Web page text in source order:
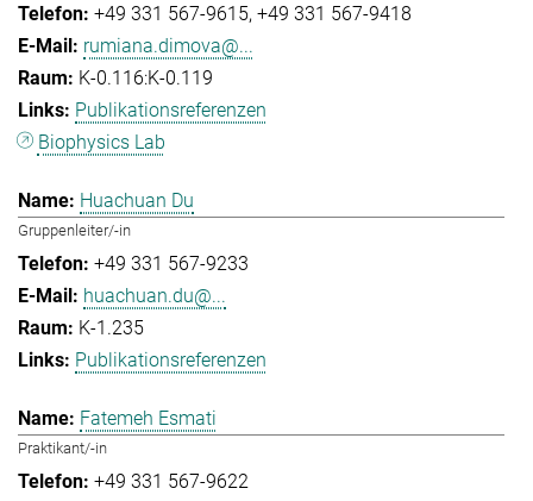
+49 331 567-9615 +49 331 567-9418
rumiana.dimova@...
K-0.116:K-0.119
Publikationsreferenzen
Biophysics Lab
Huachuan Du
Gruppenleiter/-in
+49 331 567-9233
huachuan.du@...
K-1.235
Publikationsreferenzen
Fatemeh Esmati
Praktikant/-in
+49 331 567-9622